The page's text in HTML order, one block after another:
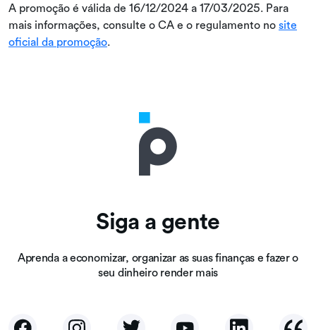
A promoção é válida de 16/12/2024 a 17/03/2025. Para
mais informações, consulte o CA e o regulamento no site
oficial da promoção.
Siga a gente
Aprenda a economizar, organizar as suas finanças e fazer o
seu dinheiro render mais